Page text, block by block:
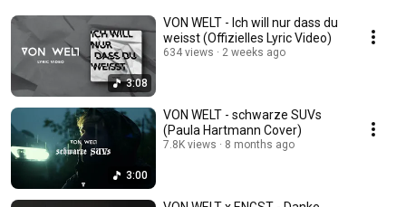
3:08
VON WELT - Ich will nur dass du
weisst (Offizielles Lyric Video)
634 views 2 weeks ago
3:00
VON WELT - schwarze SUVs
(Paula Hartmann Cover)
7.8K views 8 months ago